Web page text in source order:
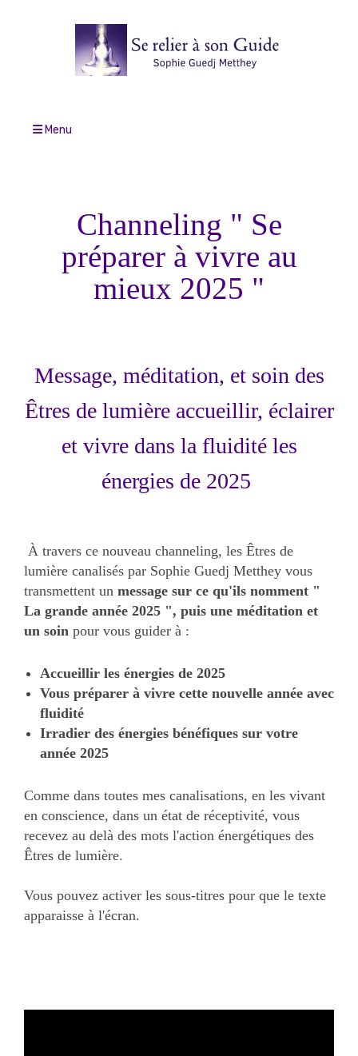
Menu
Channeling " Se
préparer à vivre au
mieux 2025 "
Message, méditation, et soin des
Êtres de lumière accueillir, éclairer
et vivre dans la fluidité les
énergies de 2025
À travers ce nouveau channeling, les Êtres de
lumière canalisés par Sophie Guedj Metthey vous
transmettent un message sur ce qu'ils nomment "
La grande année 2025 ", puis une méditation et
un soin pour vous guider à :
Accueillir les énergies de 2025
Vous préparer à vivre cette nouvelle année avec
fluidité
Irradier des énergies bénéfiques sur votre
année 2025
Comme dans toutes mes canalisations, en les vivant
en conscience, dans un état de réceptivité, vous
recevez au delà des mots l'action énergétiques des
Êtres de lumière.
Vous pouvez activer les sous-titres pour que le texte
apparaisse à l'écran.